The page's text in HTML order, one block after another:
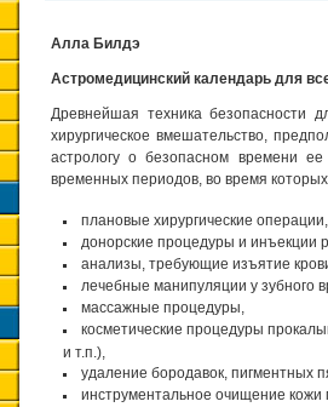
Алла Билдэ
Астромедицинский календарь для
Древнейшая техника безопасности
хирургическое вмешательство,
астрологу о безопасном времени
временных периодов, во время которых
плановые хирургические
донорские процедуры и инъекции
анализы, требующие изъятие
лечебные манипуляции у зубного
массажные процедуры,
косметические процедуры
и т.п.),
удаление бородавок, пигментных
инструментальное очищение